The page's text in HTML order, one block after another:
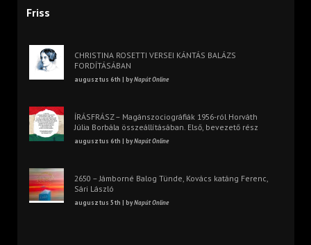
Friss
CHRISTINA ROSETTI VERSEI KÁNTÁS BALÁZS
FORDÍTÁSÁBAN
augusztus 6th | byNapút Online
ÍRÁSFRÁSZ – Magánszociográfiák 1956-ról Horváth
Júlia Borbála összeállításában. Első, bevezető rész
augusztus 6th | byNapút Online
2650 – Jámborné Balog Tünde, Kovács katáng Ferenc,
Sári László
augusztus 5th | byNapút Online